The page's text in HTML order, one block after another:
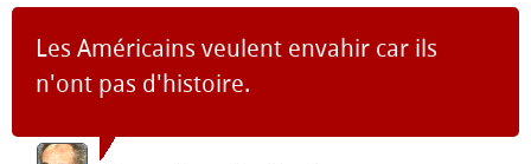
Les Américains veulent envahir car ils
n'ont pas d'histoire.